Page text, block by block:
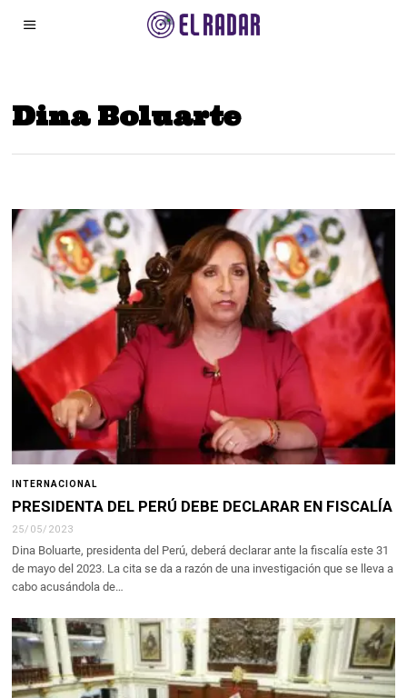
Dina Boluarte
INTERNACIONAL
PRESIDENTA DEL PERÚ DEBE DECLARAR EN FISCALÍA
25/05/2023
Dina Boluarte, presidenta del Perú, deberá declarar ante la fiscalía este 31
de mayo del 2023. La cita se da a razón de una investigación que se lleva a
cabo acusándola de…